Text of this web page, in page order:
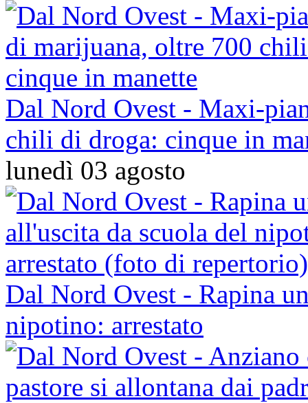
Dal Nord Ovest - Maxi-
chili di droga: cinque in
lunedì 03 agosto
Dal Nord Ovest - Rapina
nipotino: arrestato